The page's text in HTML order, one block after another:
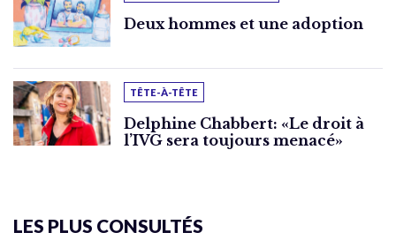
Deux hommes et une adoption
TÊTE-À-TÊTE
Delphine Chabbert: «Le droit à
l’IVG sera toujours menacé»
LES PLUS CONSULTÉS